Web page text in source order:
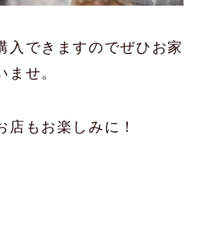
入できますのでぜひお家
ませ。
店もお楽しみに！